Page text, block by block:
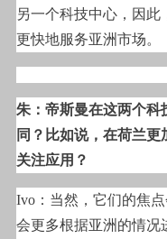
另一个科技中心，因
更快地服务亚洲市场。
朱：帝斯曼在这两个科
同？比如说，在荷兰
关注应用？
Ivo ：当然，它们的焦
会更多根据亚洲的情况